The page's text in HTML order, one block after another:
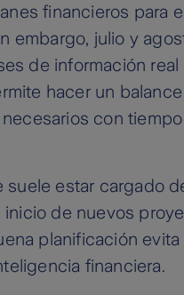
financieros para
embargo, julio y
de información
hacer un
con
suele estar cargado
de nuevos
planificación
financiera.